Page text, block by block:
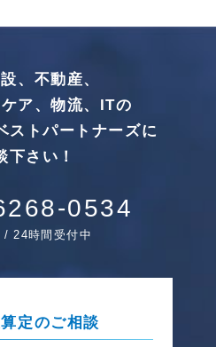
、不動産、
ア、物流、ITの
ストパートナーズに
下さい！
0534
/ 24時間受付中
定のご相談